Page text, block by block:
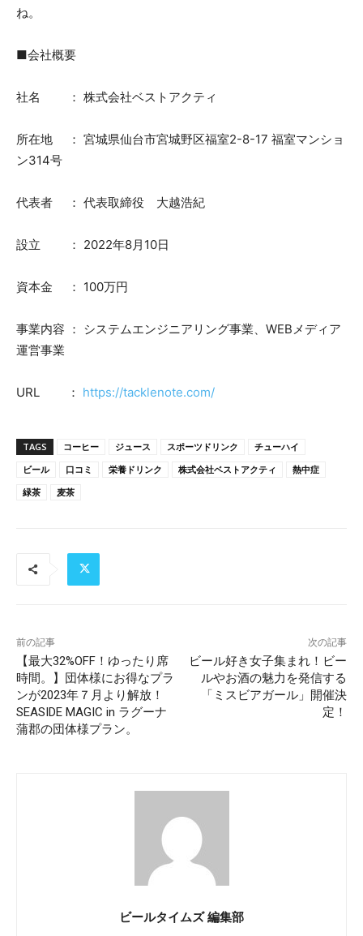
ね。
■会社概要
社名 ： 株式会社ベストアクティ
所在地 ： 宮城県仙台市宮城野区福室2-8-17 福室マンショ
ン314号
代表者 ： 代表取締役 大越浩紀
設立 ： 2022年8月10日
資本金 ： 100万円
事業内容 ： システムエンジニアリング事業、WEBメディア
運営事業
URL ： https://tacklenote.com/
TAGS コーヒー ジュース スポーツドリンク
チューハイ
ビール
口コミ 栄養ドリンク 株式会社ベストアクティ
熱中症
緑茶
麦茶
前の記事
【最大32%OFF！ゆったり席
時間。】団体様にお得なプラ
ンが2023年７月より解放！
SEASIDE MAGIC in ラグーナ
蒲郡の団体様プラン。
次の記事
ビール好き女子集まれ！ビー
ルやお酒の魅力を発信する
「ミスビアガール」開催決
定！
ビールタイムズ 編集部